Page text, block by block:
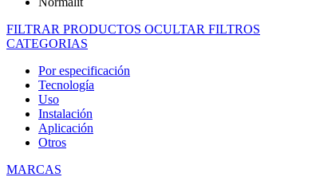
FILTRAR PRODUCTOS OCULTAR FILTROS
CATEGORIAS
Por especificación
Tecnología
Uso
Instalación
Aplicación
Otros
MARCAS